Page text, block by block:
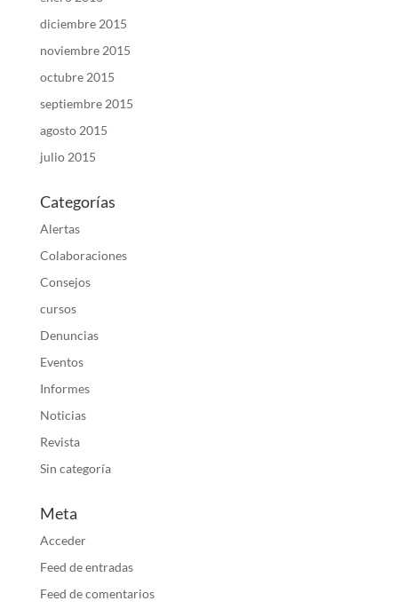
diciembre 2015
noviembre 2015
octubre 2015
septiembre 2015
agosto 2015
julio 2015
Categorías
Alertas
Colaboraciones
Consejos
cursos
Denuncias
Eventos
Informes
Noticias
Revista
Sin categoría
Meta
Acceder
Feed de entradas
Feed de comentarios